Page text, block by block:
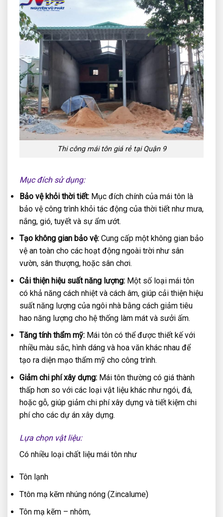
Thi công mái tôn giá rẻ tại Quận 9
Mục đích sử dụng:
Bảo vệ khỏi thời tiết: Mục đích chính của mái tôn là
bảo vệ công trình khỏi tác động của thời tiết như mưa,
nắng, gió, tuyết và sự ẩm ướt.
Tạo không gian bảo vệ: Cung cấp một không gian bảo
vệ an toàn cho các hoạt động ngoài trời như sân
vườn, sân thượng, hoặc sân chơi.
Cải thiện hiệu suất năng lượng: Một số loại mái tôn
có khả năng cách nhiệt và cách âm, giúp cải thiện hiệu
suất năng lượng của ngôi nhà bằng cách giảm tiêu
hao năng lượng cho hệ thống làm mát và sưởi ấm.
Tăng tính thẩm mỹ: Mái tôn có thể được thiết kế với
nhiều màu sắc, hình dáng và hoa văn khác nhau để
tạo ra diện mạo thẩm mỹ cho công trình.
Giảm chi phí xây dựng: Mái tôn thường có giá thành
thấp hơn so với các loại vật liệu khác như ngói, đá,
hoặc gỗ, giúp giảm chi phí xây dựng và tiết kiệm chi
phí cho các dự án xây dựng.
Lựa chọn vật liệu:
Có nhiều loại chất liệu mái tôn như
Tôn lạnh
Ttôn mạ kẽm nhúng nóng (Zincalume)
Tôn mạ kẽm – nhôm,